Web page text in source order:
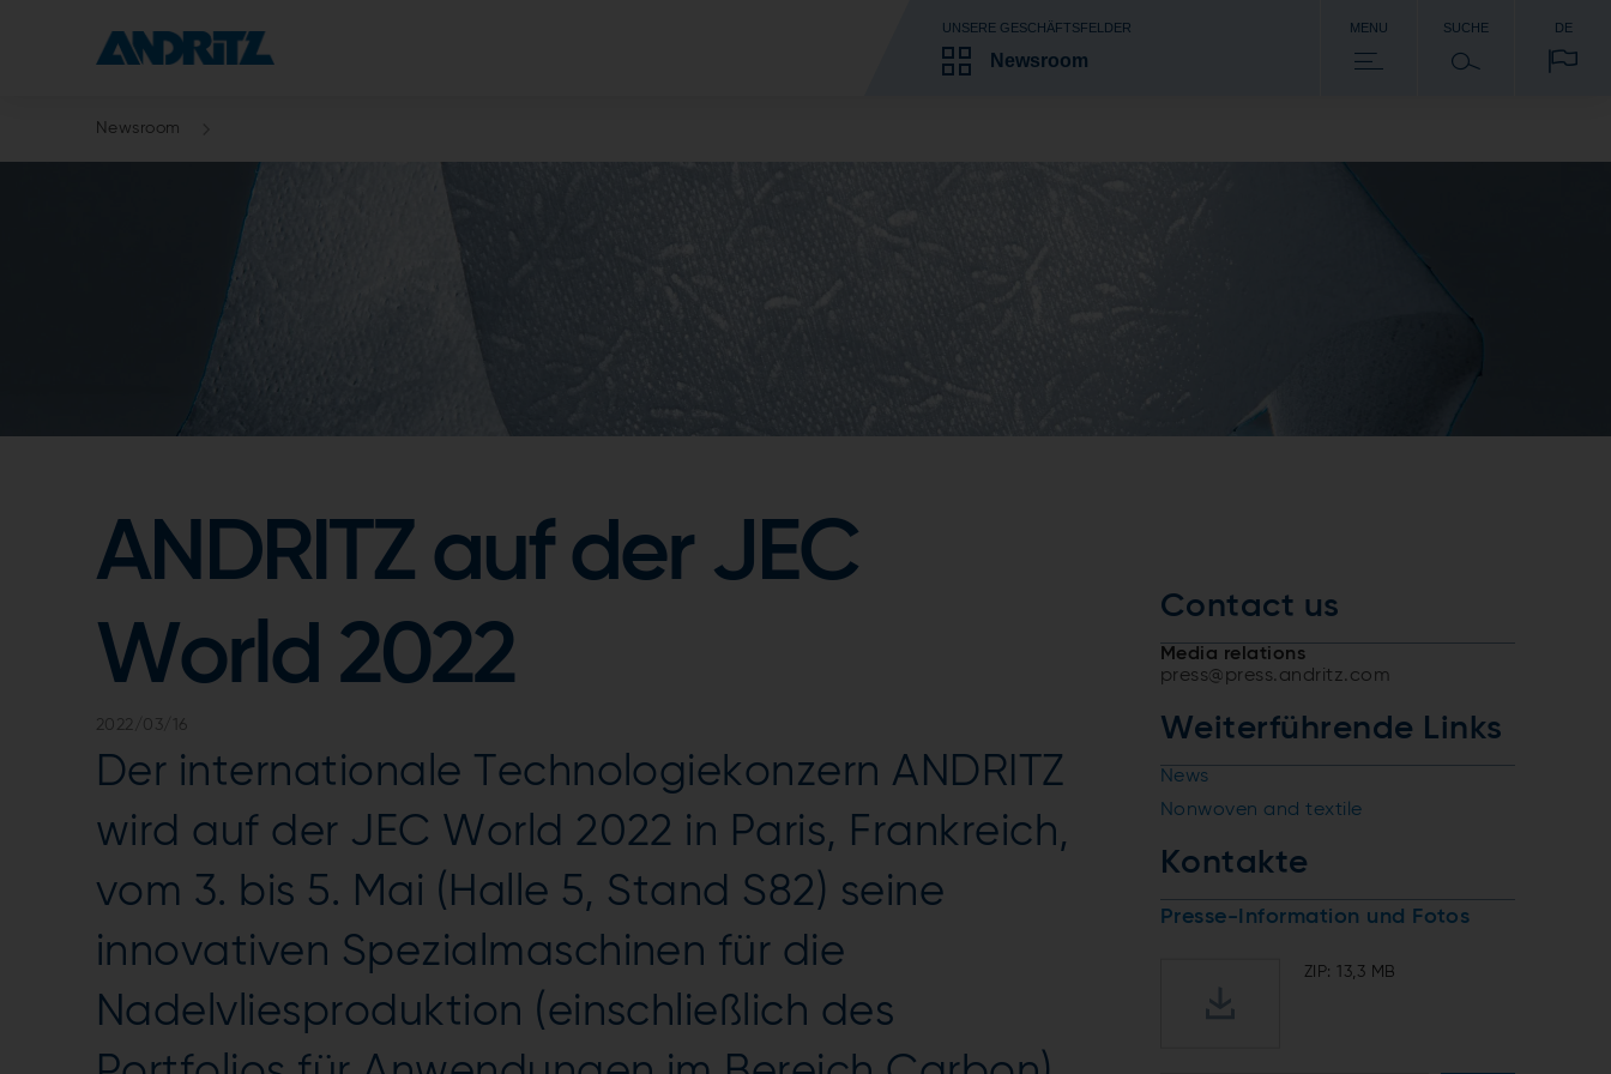
UNSERE GESCHÄFTSFELDER
Newsroom
MENU SUCHE DE
Newsroom
ANDRITZ auf der JEC
World 2022
2022/03/16
Der internationale Technologiekonzern ANDRITZ
wird auf der JEC World 2022 in Paris, Frankreich,
vom 3. bis 5. Mai (Halle 5, Stand S82) seine
innovativen Spezialmaschinen für die
Nadelvliesproduktion (einschließlich des
Contact us
Media relations
press@press.andritz.com
Weiterführende Links
News
Nonwoven and textile
Kontakte
Presse-Information und Fotos
ZIP: 13,3 MB